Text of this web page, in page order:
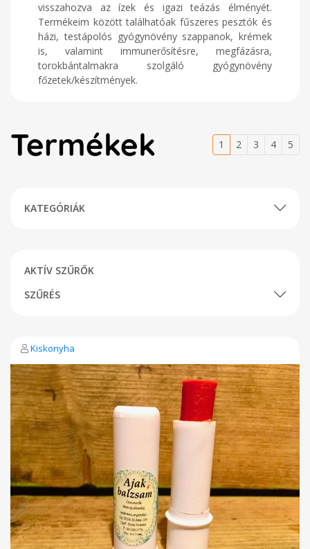
visszahozva az ízek és igazi teázás élményét.
Termékeim között találhatóak fűszeres pesztók és
házi, testápolós gyógynövény szappanok, krémek
is, valamint immunerősítésre, megfázásra,
torokbántalmakra szolgáló gyógynövény
főzetek/készítmények.
Termékek 1 2 3 4 5
KATEGÓRIÁK
AKTÍV SZŰRŐK
SZŰRÉS
Kiskonyha